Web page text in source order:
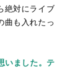
絶対にライブ
曲も入れたっ
いました。テ